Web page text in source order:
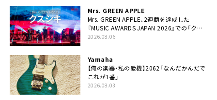
Mrs. GREEN APPLE
Mrs. GREEN APPLE、2連覇を達成した
『MUSIC AWARDS JAPAN 2026』での「クス
シキ」ライブパフォーマンスをYouTube公開
2026.08.06
Yamaha
【俺の楽器・私の愛機】2062「なんだかんだで
これが1番」
2026.08.03